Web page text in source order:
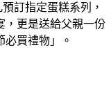
訂指定蛋糕系列，
，更是送給父親一份
買禮物」。